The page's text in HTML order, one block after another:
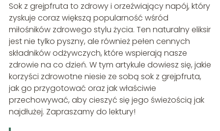
Sok z grejpfruta to zdrowy i orzeźwiający napój, który
zyskuje coraz większą popularność wśród
miłośników zdrowego stylu życia. Ten naturalny eliksir
jest nie tylko pyszny, ale również pełen cennych
składników odżywczych, które wspierają nasze
zdrowie na co dzień. W tym artykule dowiesz się, jakie
korzyści zdrowotne niesie ze sobą sok z grejpfruta,
jak go przygotować oraz jak właściwie
przechowywać, aby cieszyć się jego świeżością jak
najdłużej. Zapraszamy do lektury!